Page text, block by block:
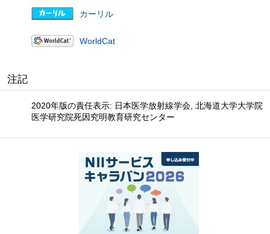
カーリル
WorldCat
注記
2020年版の責任表示: 日本医学放射線学会, 北海道大学大学院
医学研究院死因究明教育研究センター